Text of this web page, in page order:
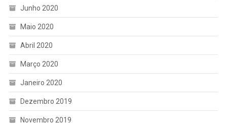
Junho 2020
Maio 2020
Abril 2020
Março 2020
Janeiro 2020
Dezembro 2019
Novembro 2019